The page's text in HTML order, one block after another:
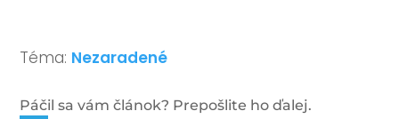
Téma: Nezaradené
Páčil sa vám článok? Prepošlite ho ďalej.